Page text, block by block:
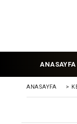
ANASAYFA
ANASAYFA >